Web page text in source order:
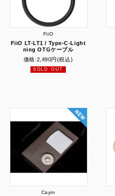
FiiO
FiiO LT-LT1 / Type-C-Light
ning OTGケーブル
価格:2,490円(税込)
SOLD OUT
Cayin